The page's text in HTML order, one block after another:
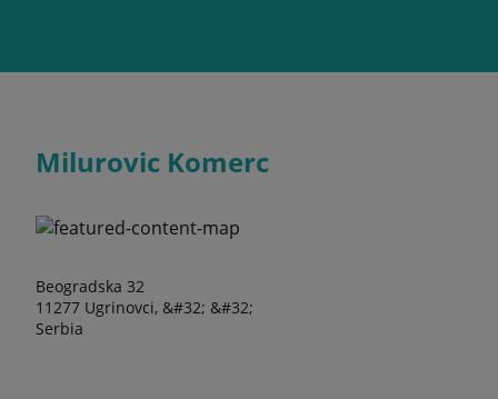
Milurovic Komerc
Beogradska 32
11277 Ugrinovci, &#32; &#32;
Serbia